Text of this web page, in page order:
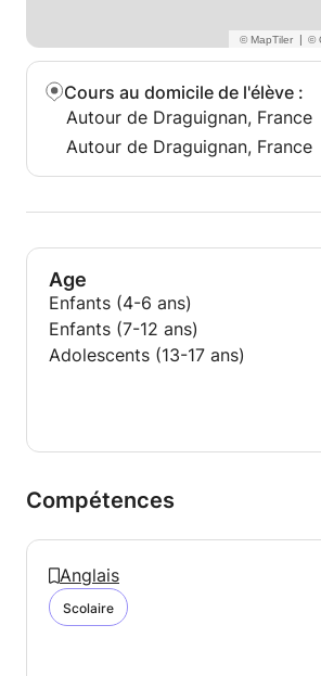
|
Cours au domicile de l'élève :
Autour de Draguignan, France
Autour de Draguignan, France
Age
Enfants (4-6 ans)
Enfants (7-12 ans)
Adolescents (13-17 ans)
Compétences
Anglais
Scolaire